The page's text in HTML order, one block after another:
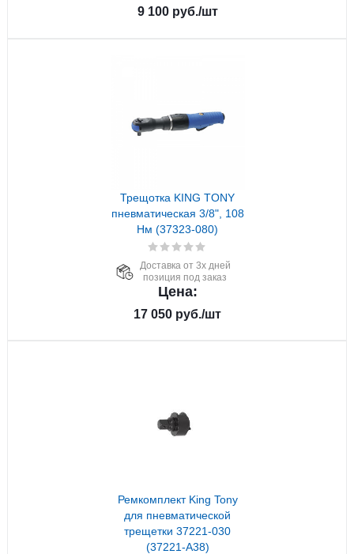
9 100руб./шт
Трещотка KING TONY
пневматическая 3/8", 108
Нм (37323-080)
Доставка от 3х дней
позиция под заказ
Цена:
17 050 руб./шт
Ремкомплект King Tony
для пневматической
трещетки 37221-030
(37221-A38)